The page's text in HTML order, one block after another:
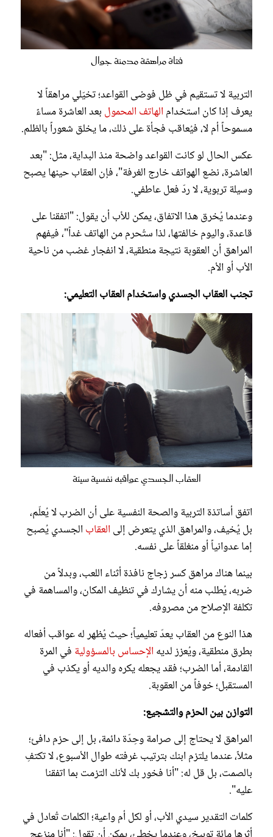
فتاة مراهقة مدمنة جوال
التربية لا تستقيم في ظل فوضى القواعد؛ تخيّلي مراهقاً لا
يعرف إذا كان استخدام الهاتف المحمول بعد العاشرة مساءً
مسموحاً أم لا، فيُعاقب فجأة على ذلك، ما يخلق شعوراً بالظلم.
عكس الحال لو كانت القواعد واضحة منذ البداية، مثل: "بعد
العاشرة، نضع الهواتف خارج الغرفة"، فإن العقاب حينها يصبح
وسيلة تربوية، لا ردّ فعل عاطفي.
وعندما يُخرق هذا الاتفاق، يمكن للأب أن يقول: "اتفقنا على
قاعدة، واليوم خالفتها، لذا ستُحرم من الهاتف غداً"، فيفهم
المراهق أن العقوبة نتيجة منطقية، لا انفجار غضب من ناحية
الأب أو الأم.
تجنب العقاب الجسدي واستخدام العقاب التعليمي:
العقاب الجسدي عواقبه نفسية سيئة
اتفق أساتذة التربية والصحة النفسية على أن الضرب لا يُعلّم،
بل يُخيف، والمراهق الذي يتعرض إلى العقاب الجسدي يُصبح
إما عدوانياً أو منغلقاً على نفسه.
بينما هناك مراهق كسر زجاج نافذة أثناء اللعب، وبدلاً من
ضربه، يُطلب منه أن يشارك في تنظيف المكان، والمساهمة في
تكلفة الإصلاح من مصروفه.
هذا النوع من العقاب يعدّ تعليمياً؛ حيث يُظهر له عواقب أفعاله
بطرق منطقية، ويُعزز لديه الإحساس بالمسؤولية في المرة
القادمة، أما الضرب؛ فقد يجعله يكره والديه أو يكذب في
المستقبل؛ خوفاً من العقوبة.
التوازن بين الحزم والتشجيع:
المراهق لا يحتاج إلى صرامة وحِدّة دائمة، بل إلى حزم دافئ؛
مثلاً، عندما يلتزم ابنك بترتيب غرفته طوال الأسبوع، لا تكتفِ
بالصمت، بل قل له: "أنا فخور بك لأنك التزمت بما اتفقنا
عليه".
كلمات التقدير سيدي الأب، أو لكل أم واعية؛ الكلمات تُعادل في